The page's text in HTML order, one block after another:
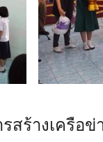
สร้างเครือ